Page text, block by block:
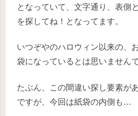
となっていて、文字通り、表側
を探してね！となってます。
いつぞやのハロウィン以来の、
袋になっているとは思いません
たぶん、この間違い探し要素が
ですが、今回は紙袋の内側も…